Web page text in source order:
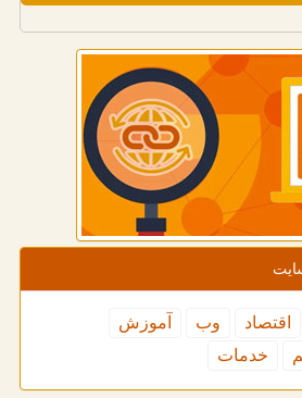
اقتصاد وب
آموزش
خدمات